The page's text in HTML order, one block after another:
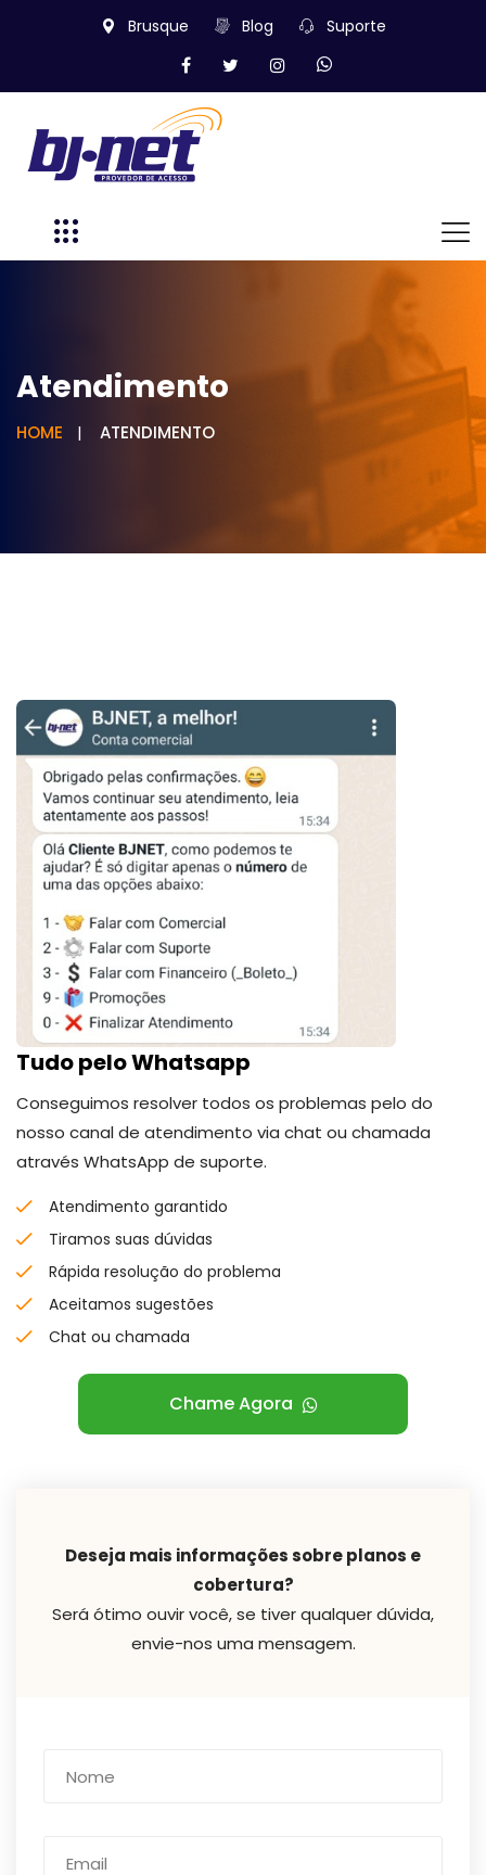
Brusque Blog Suporte
Atendimento
HOME ATENDIMENTO
Tudo pelo Whatsapp
Conseguimos resolver todos os problemas pelo do
nosso canal de atendimento via chat ou chamada
através WhatsApp de suporte.
Atendimento garantido
Tiramos suas dúvidas
Rápida resolução do problema
Aceitamos sugestões
Chat ou chamada
Chame Agora
Deseja mais informações sobre planos e
cobertura?
Será ótimo ouvir você, se tiver qualquer dúvida,
envie-nos uma mensagem.